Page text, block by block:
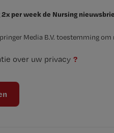
2x per week de Nursing
Media B.V. toestemming
over uw privacy ?